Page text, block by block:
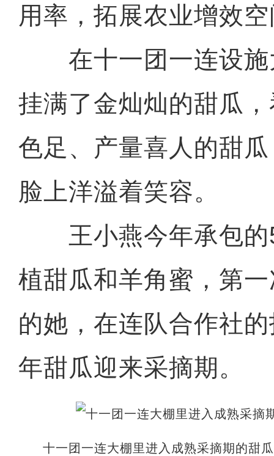
用率，拓展农业增效
在十一团一连设施
挂满了金灿灿的甜瓜
色足、产量喜人的甜
脸上洋溢着笑容。
王小燕今年承包的
植甜瓜和羊角蜜，第
的她，在连队合作社
年甜瓜迎来采摘期。
十一团一连大棚里进入成熟采摘期的甜